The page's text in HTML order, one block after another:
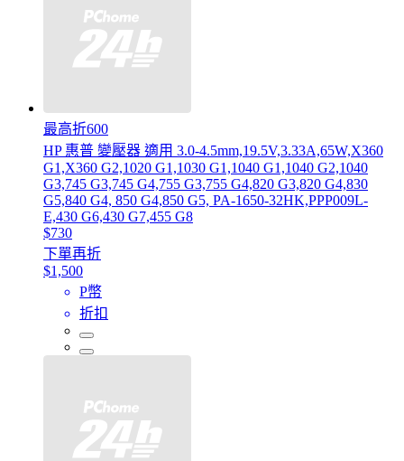
最高折600
HP 惠普 變壓器 適用 3.0-4.5mm,19.5V,3.33A,65W,X360
G1,X360 G2,1020 G1,1030 G1,1040 G1,1040 G2,1040
G3,745 G3,745 G4,755 G3,755 G4,820 G3,820 G4,830
G5,840 G4, 850 G4,850 G5, PA-1650-32HK,PPP009L-
E,430 G6,430 G7,455 G8
$730
下單再折
$1,500
P幣
折扣